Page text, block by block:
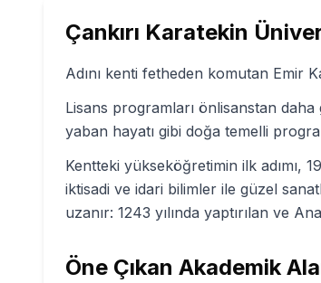
Çankırı Karatekin
Adını kenti fetheden komutan Emir
Lisans programları önlisanstan
yaban hayatı gibi doğa temelli
Kentteki yükseköğretimin ilk adımı,
iktisadi ve idari bilimler ile güzel
uzanır: 1243 yılında yaptırılan ve
Öne Çıkan Akademik